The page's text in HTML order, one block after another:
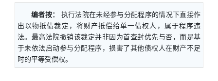
编者按：
执行法院在未经参与分配程序的情况下直接作
出以物抵债裁定，将财产抵偿给单一债权人，属于程序违
法。最高法院撤销该裁定并非因为首查封优先与否，而是基
于未依法启动参与分配程序，损害了其他债权人在财产不足
时的平等受偿权。